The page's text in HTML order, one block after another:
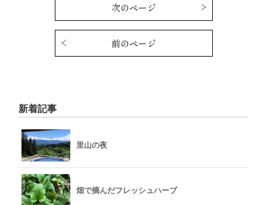
次のページ
前のページ
新着記事
里山の夜
畑で摘んだフレッシュハーブ